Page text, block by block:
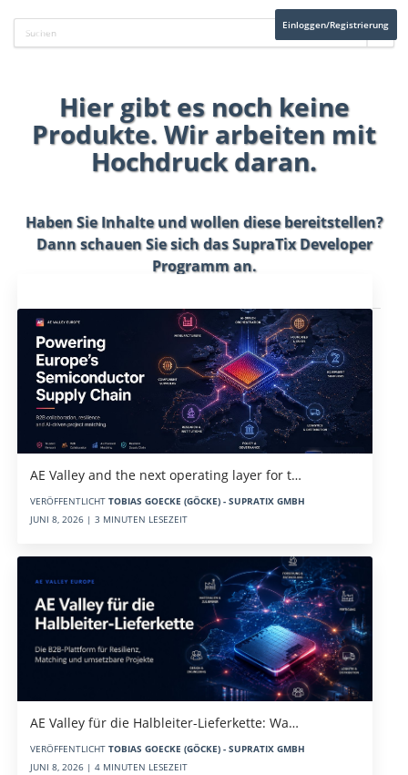
Einloggen/Registrierung
Hier gibt es noch keine
Produkte. Wir arbeiten mit
Hochdruck daran.
Haben Sie Inhalte und wollen diese bereitstellen?
Dann schauen Sie sich dasSupraTix Developer
Programman.
AE Valley and the next operating layer for t…
VERÖFFENTLICHT TOBIAS GOECKE (GÖCKE) - SUPRATIX GMBH
JUNI 8, 2026 | 3 MINUTEN LESEZEIT
AE Valley für die Halbleiter-Lieferkette: Wa…
VERÖFFENTLICHT TOBIAS GOECKE (GÖCKE) - SUPRATIX GMBH
JUNI 8, 2026 | 4 MINUTEN LESEZEIT